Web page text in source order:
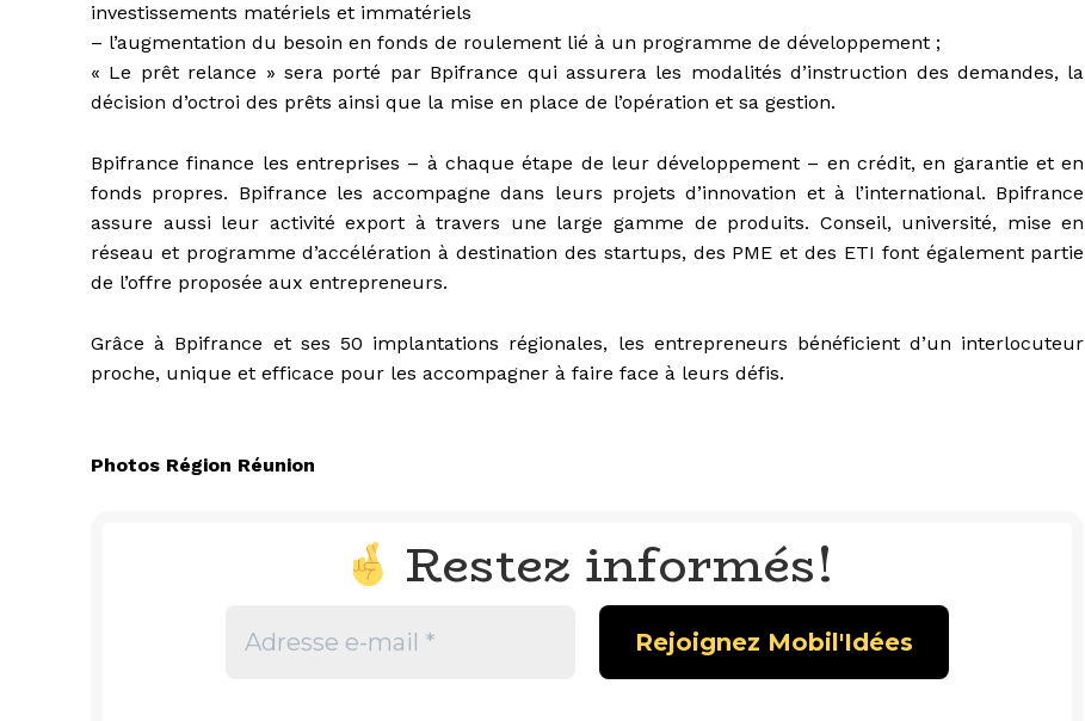
investissements matériels et immatériels
– l’augmentation du besoin en fonds de roulement lié à un programme de développement ;
« Le prêt relance » sera porté par Bpifrance qui assurera les modalités d’instruction des demandes, la
décision d’octroi des prêts ainsi que la mise en place de l’opération et sa gestion.
Bpifrance finance les entreprises – à chaque étape de leur développement – en crédit, en garantie et en
fonds propres. Bpifrance les accompagne dans leurs projets d’innovation et à l’international. Bpifrance
assure aussi leur activité export à travers une large gamme de produits. Conseil, université, mise en
réseau et programme d’accélération à destination des startups, des PME et des ETI font également partie
de l’offre proposée aux entrepreneurs.
Grâce à Bpifrance et ses 50 implantations régionales, les entrepreneurs bénéficient d’un interlocuteur
proche, unique et efficace pour les accompagner à faire face à leurs défis.
Photos Région Réunion
Restez informés!